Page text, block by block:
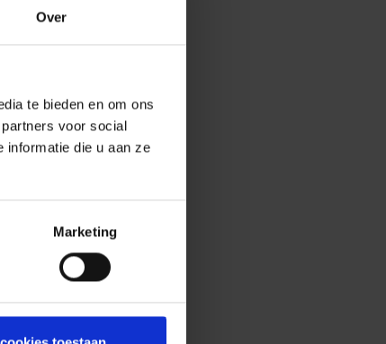
Over
te bieden en om ons
voor social
informatie die u aan ze
Marketing